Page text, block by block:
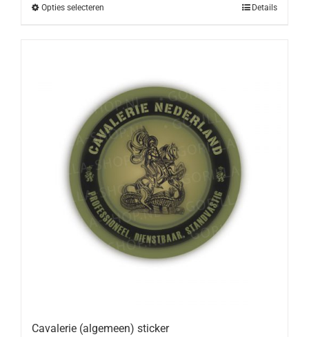
Opties selecteren Details
Cavalerie (algemeen) sticker